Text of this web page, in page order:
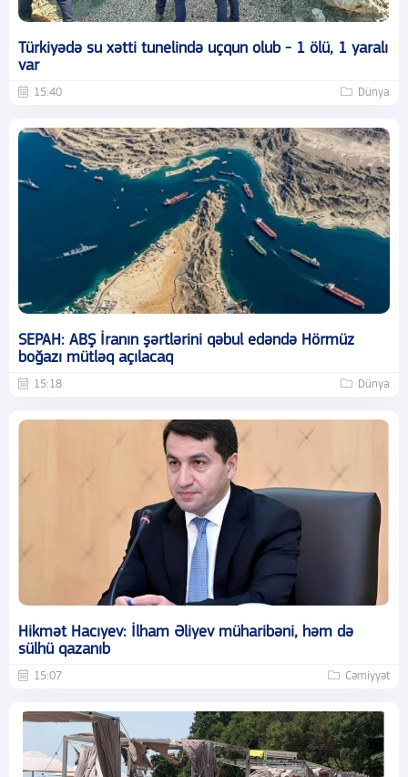
Türkiyədə su xətti tunelində uçqun olub - 1 ölü, 1 yaralı
var
15:40 Dünya
SEPAH: ABŞ İranın şərtlərini qəbul edəndə Hörmüz
boğazı mütləq açılacaq
15:18 Dünya
Hikmət Hacıyev: İlham Əliyev müharibəni, həm də
sülhü qazanıb
15:07 Cəmiyyət